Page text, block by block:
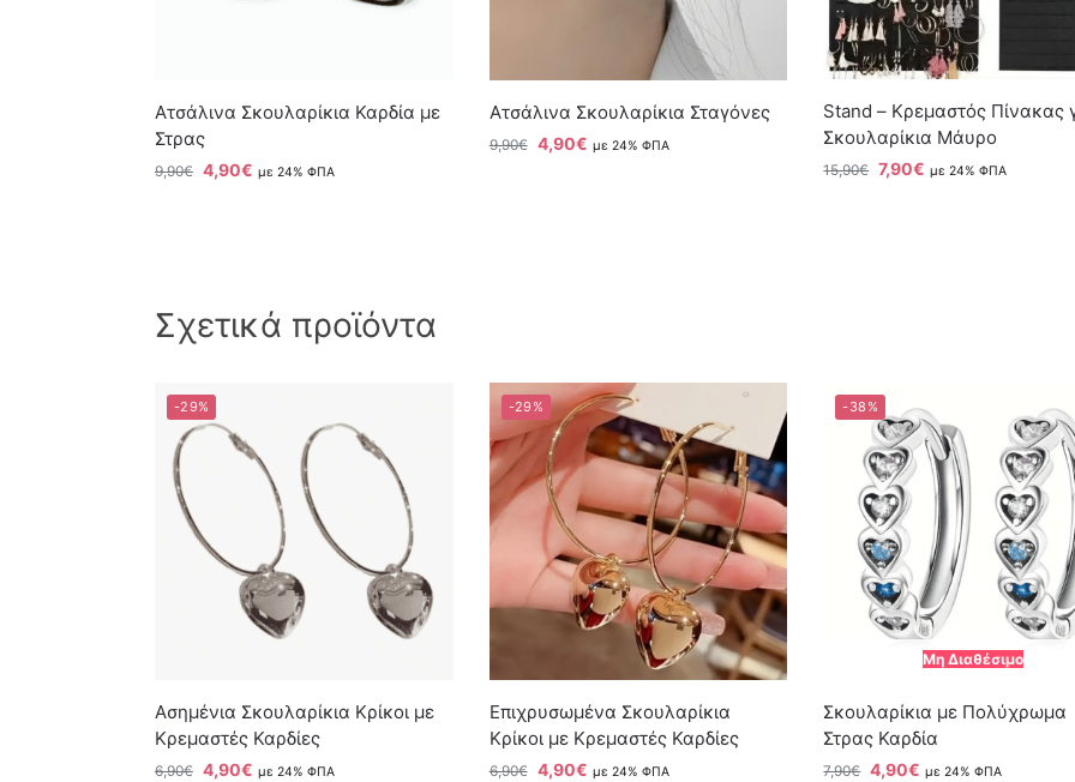
Ατσάλινα Σκουλαρίκια Καρδία με
Στρας
9,90€ 4,90€ με 24% ΦΠΑ
Ατσάλινα Σκουλαρίκια Σταγόνες
9,90€ 4,90€ με 24% ΦΠΑ
Stand – Κρεμαστός Πίνακας
Σκουλαρίκια Μάυρο
15,90€ 7,90€ με 24% ΦΠΑ
Σχετικά προϊόντα
-29%
Ασημένια Σκουλαρίκια Κρίκοι με
Κρεμαστές Καρδίες
6,90€ 4,90€ με 24% ΦΠΑ
-29%
Επιχρυσωμένα Σκουλαρίκια
Κρίκοι με Κρεμαστές Καρδίες
6,90€ 4,90€ με 24% ΦΠΑ
-38%
Μη Διαθέσιμο
Σκουλαρίκια με Πολύχρωμα
Στρας Καρδία
7,90€ 4,90€ με 24% ΦΠΑ